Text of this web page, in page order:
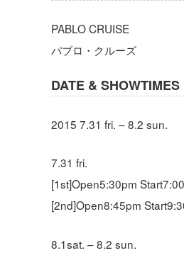
PABLO CRUISE
パブロ・クルーズ
DATE & SHOWTIMES
2015 7.31 fri. – 8.2 sun.
7.31 fri.
[1st]Open5:30pm
[2nd]Open8:45pm
8.1sat. – 8.2 sun.